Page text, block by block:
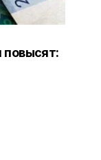
повысят: